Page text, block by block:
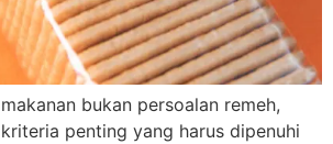
bukan persoalan remeh,
penting yang harus dipenuhi